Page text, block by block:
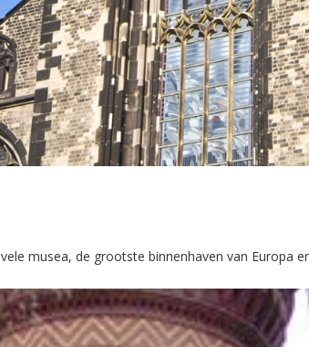
musea, de grootste binnenhaven van Europa